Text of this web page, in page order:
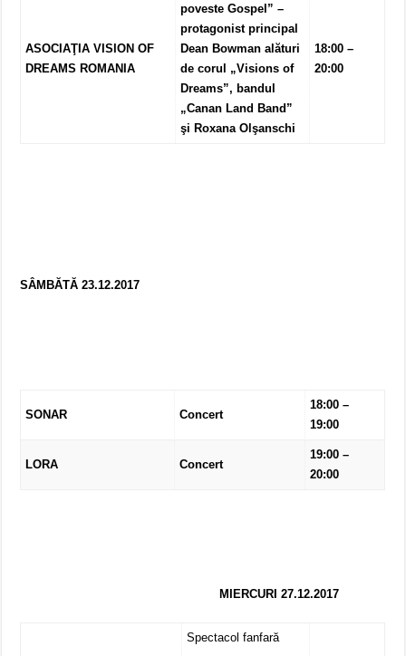
ASOCIAŢIA VISION OF
DREAMS ROMANIA
poveste Gospel” –
protagonist principal
Dean Bowman alături
de corul „Visions of
Dreams”, bandul
„Canan Land Band”
şi Roxana Olşanschi
18:00 –
20:00
SÂMBĂTĂ 23.12.2017
SONAR Concert
18:00 –
19:00
LORA Concert
19:00 –
20:00
MIERCURI 27.12.2017
Spectacol fanfară